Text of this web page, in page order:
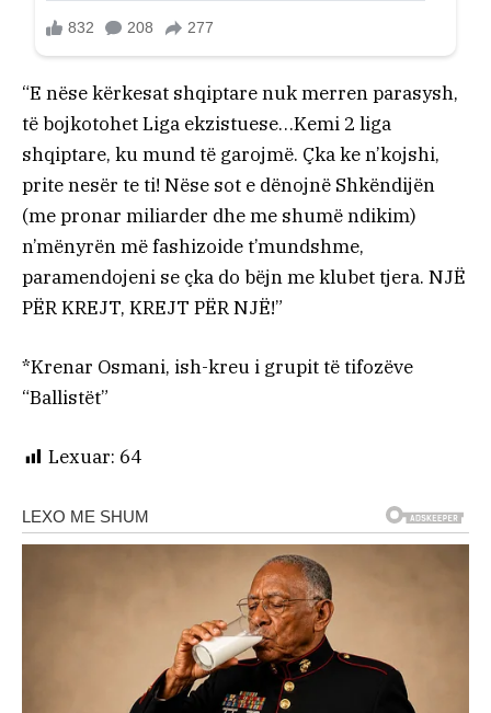
“E nëse kërkesat shqiptare nuk merren parasysh,
të bojkotohet Liga ekzistuese…Kemi 2 liga
shqiptare, ku mund të garojmë. Çka ke n’kojshi,
prite nesër te ti! Nëse sot e dënojnë Shkëndijën
(me pronar miliarder dhe me shumë ndikim)
n’mënyrën më fashizoide t’mundshme,
paramendojeni se çka do bëjn me klubet tjera. NJË
PËR KREJT, KREJT PËR NJË!”
*Krenar Osmani, ish-kreu i grupit të tifozëve
“Ballistët”
Lexuar: 64